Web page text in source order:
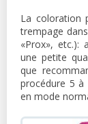
La coloration
trempage
«Prox», etc.):
une petite
que
procédure 5
en mode